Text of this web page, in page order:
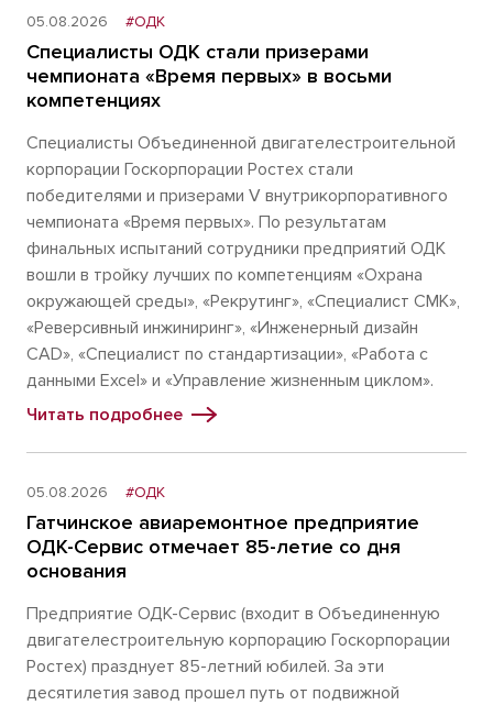
05.08.2026 #ОДК
Специалисты ОДК стали призерами
чемпионата «Время первых» в восьми
компетенциях
Специалисты Объединенной двигателестроительной
корпорации Госкорпорации Ростех стали
победителями и призерами V внутрикорпоративного
чемпионата «Время первых». По результатам
финальных испытаний сотрудники предприятий ОДК
вошли в тройку лучших по компетенциям «Охрана
окружающей среды», «Рекрутинг», «Специалист СМК»,
«Реверсивный инжиниринг», «Инженерный дизайн
CAD», «Специалист по стандартизации», «Работа с
данными Excel» и «Управление жизненным циклом».
Читать подробнее
05.08.2026 #ОДК
Гатчинское авиаремонтное предприятие
ОДК-Сервис отмечает 85-летие со дня
основания
Предприятие ОДК-Сервис (входит в Объединенную
двигателестроительную корпорацию Госкорпорации
Ростех) празднует 85-летний юбилей. За эти
десятилетия завод прошел путь от подвижной